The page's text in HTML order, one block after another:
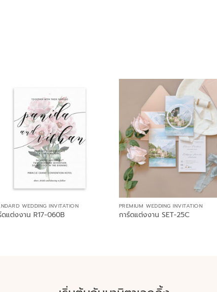
WEDDING INVITATION
ดแต่งงาน R17-060B
PREMIUM WEDDING INVITATION
การ์ดแต่งงาน SET-25C